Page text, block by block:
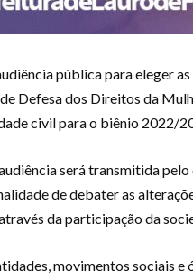
pública para eleger
Defesa dos Direitos da
civil para o biênio 2022/
será transmitida
de debater as
da participação da
movimentos sociais